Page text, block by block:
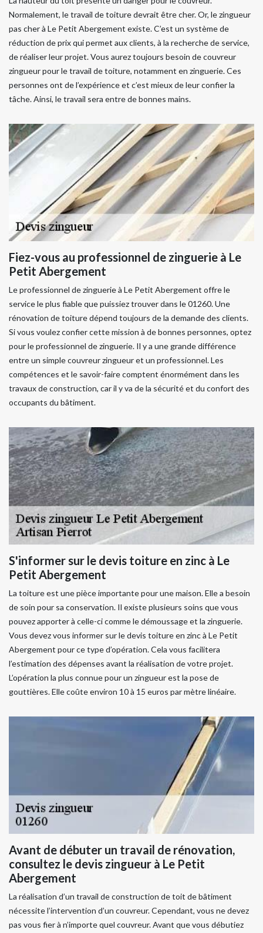
Normalement, le travail de toiture devrait être cher. Or, le zingueur
pas cher à Le Petit Abergement existe. C’est un système de
réduction de prix qui permet aux clients, à la recherche de service,
de réaliser leur projet. Vous aurez toujours besoin de couvreur
zingueur pour le travail de toiture, notamment en zinguerie. Ces
personnes ont de l’expérience et c’est mieux de leur confier la
tâche. Ainsi, le travail sera entre de bonnes mains.
Fiez-vous au professionnel de zinguerie à Le
Petit Abergement
Le professionnel de zinguerie à Le Petit Abergement offre le
service le plus fiable que puissiez trouver dans le 01260. Une
rénovation de toiture dépend toujours de la demande des clients.
Si vous voulez confier cette mission à de bonnes personnes, optez
pour le professionnel de zinguerie. Il y a une grande différence
entre un simple couvreur zingueur et un professionnel. Les
compétences et le savoir-faire comptent énormément dans les
travaux de construction, car il y va de la sécurité et du confort des
occupants du bâtiment.
S'informer sur le devis toiture en zinc à Le
Petit Abergement
La toiture est une pièce importante pour une maison. Elle a besoin
de soin pour sa conservation. Il existe plusieurs soins que vous
pouvez apporter à celle-ci comme le démoussage et la zinguerie.
Vous devez vous informer sur le devis toiture en zinc à Le Petit
Abergement pour ce type d’opération. Cela vous facilitera
l’estimation des dépenses avant la réalisation de votre projet.
L’opération la plus connue pour un zingueur est la pose de
gouttières. Elle coûte environ 10 à 15 euros par mètre linéaire.
Avant de débuter un travail de rénovation,
consultez le devis zingueur à Le Petit
Abergement
La réalisation d’un travail de construction de toit de bâtiment
nécessite l’intervention d’un couvreur. Cependant, vous ne devez
pas vous fier à n’importe quel couvreur. Avant que vous débutiez